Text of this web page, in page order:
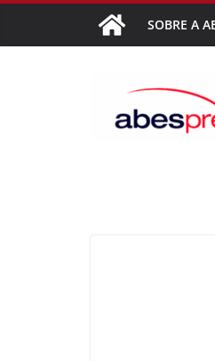
SOBRE A